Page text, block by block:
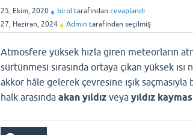
25, Ekim, 2020 ♦ birol tarafından cevaplandı
27, Haziran, 2024 ♦ Admin tarafından seçilmiş
Atmosfere yüksek hızla giren meteorların
sürtünmesi sırasında ortaya çıkan yüksek
akkor hâle gelerek çevresine ışık
halk arasında akan yıldızveya yıldız